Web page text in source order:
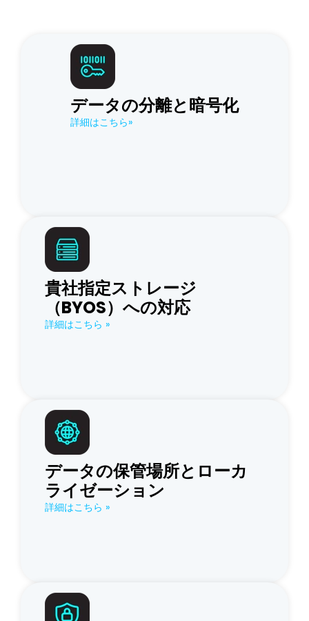
データの分離と暗号化
詳細はこちら»
貴社指定ストレージ
（BYOS）への対応
詳細はこちら »
データの保管場所とローカ
ライゼーション
詳細はこちら »